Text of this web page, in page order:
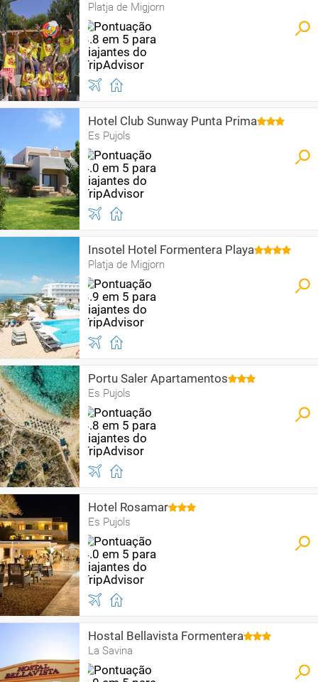
Platja de Migjorn
Hotel Club Sunway Punta Prima
Es Pujols
Insotel Hotel Formentera Playa
Platja de Migjorn
Portu Saler Apartamentos
Es Pujols
Hotel Rosamar
Es Pujols
Hostal Bellavista Formentera
La Savina